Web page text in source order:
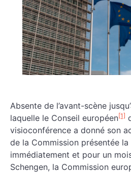
Absente de l’avant-scène
laquelle le Conseil européen[1]
visioconférence a donné son
de la Commission présentée
immédiatement et pour un
Schengen, la Commission